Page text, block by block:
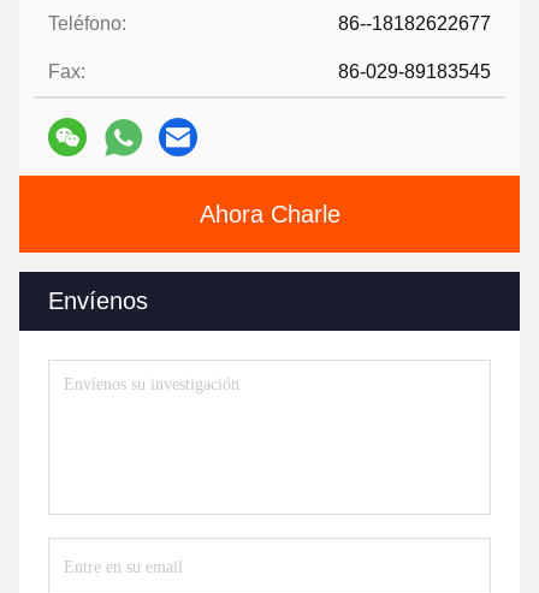
Teléfono: 86--18182622677
Fax: 86-029-89183545
Ahora Charle
Envíenos